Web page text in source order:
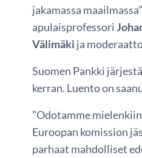
jakamassa
apulaisprofessori
Välimäki ja
Suomen Pankki
kerran. Luento on
”Odotamme
Euroopan komission
parhaat mahdolliset